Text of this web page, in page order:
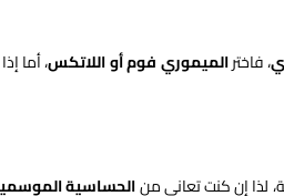
، فاخترالميموري فوم أو اللاتكس، أما
لذا إن كنت تعاني منالحساسية